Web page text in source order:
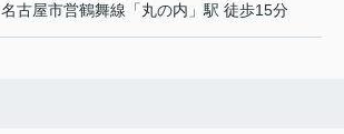
名古屋市営鶴舞線 「丸の内 」駅 徒歩15分